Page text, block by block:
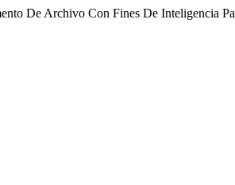
De Archivo Con Fines De Inteligencia